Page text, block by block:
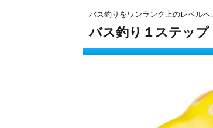
バス釣りをワンランク上のレベル
バス釣り１ステップ